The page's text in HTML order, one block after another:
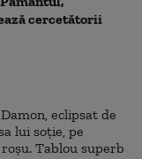
cercetătorii